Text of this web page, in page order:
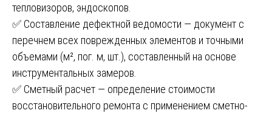
тепловизоров, эндоскопов.
✅ Составление дефектной ведомости — документ с
перечнем всех поврежденных элементов и точными
объемами (м², пог. м, шт.), составленный на основе
инструментальных замеров.
✅ Сметный расчет — определение стоимости
восстановительного ремонта с применением сметно-